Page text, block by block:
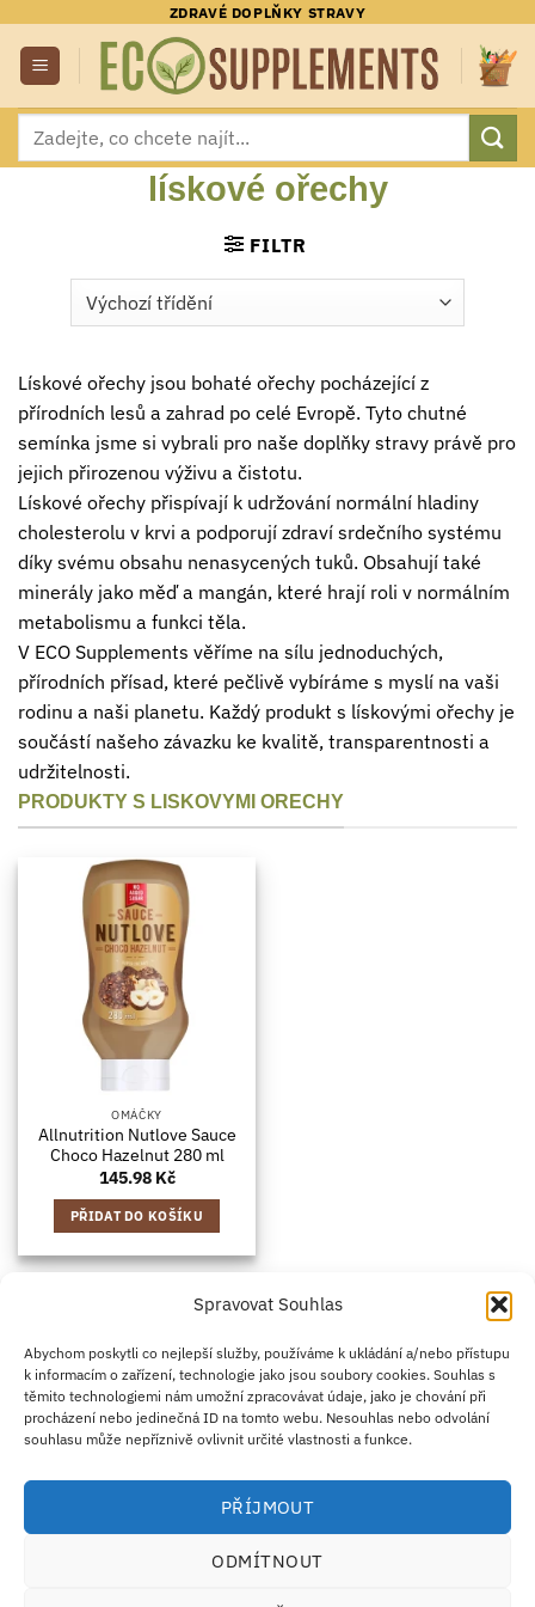
Spravovat Souhlas
Abychom poskytli co nejlepší služby, používáme k ukládání a/nebo přístupu
k informacím o zařízení, technologie jako jsou soubory cookies. Souhlas s
těmito technologiemi nám umožní zpracovávat údaje, jako je chování při
procházení nebo jedinečná ID na tomto webu. Nesouhlas nebo odvolání
souhlasu může nepříznivě ovlivnit určité vlastnosti a funkce.
PŘÍJMOUT
ODMÍTNOUT
obsah
ZDRAVÉ DOPLŇKY STRAVY
Hledat:
lískové ořechy
FILTR
Lískové ořechy jsou bohaté ořechy pocházející z
přírodních lesů a zahrad po celé Evropě. Tyto chutné
semínka jsme si vybrali pro naše doplňky stravy právě pro
jejich přirozenou výživu a čistotu.
Lískové ořechy přispívají k udržování normální hladiny
cholesterolu v krvi a podporují zdraví srdečního systému
díky svému obsahu nenasycených tuků. Obsahují také
minerály jako měď a mangán, které hrají roli v normálním
metabolismu a funkci těla.
V ECO Supplements věříme na sílu jednoduchých,
přírodních přísad, které pečlivě vybíráme s myslí na vaši
rodinu a naši planetu. Každý produkt s lískovými ořechy je
součástí našeho závazku ke kvalitě, transparentnosti a
udržitelnosti.
PRODUKTY S LISKOVYMI ORECHY
OMÁČKY
Allnutrition Nutlove Sauce
Choco Hazelnut 280 ml
145.98 Kč
PŘIDAT DO KOŠÍKU
Credit
Card
2
Klarna
Apple
Pay
Google
Pay
PayPal
ZÁSADY DOPRAVY
ZÁSADY VRÁCENÍ ZBOŽÍ
OBCHODNÍ PODMÍNKY
KONTAKT O NÁS B2B
IMPRINT
OMEZENÍ ODPOVĚDNOSTI
ZÁSADY COOKIES
Antim I Street, No. 14, fl. 2, law office, 1303 Sofia, Bulharsko
· Email:support@ecosupplements.eu